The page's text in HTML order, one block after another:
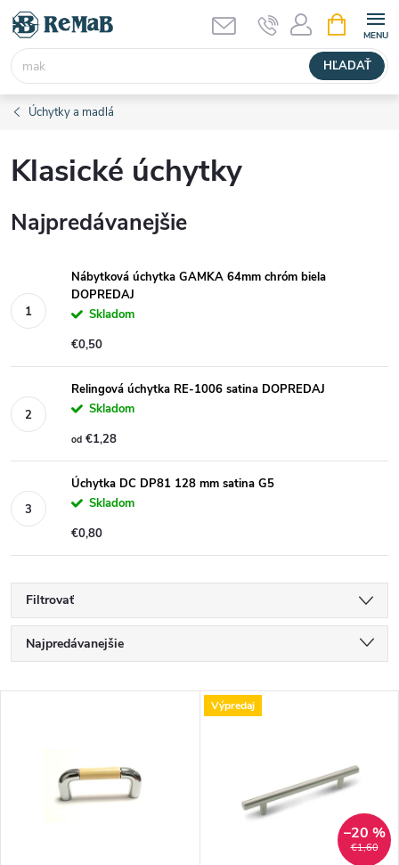
Prejsť
obsah
HĽADAŤ
KOŠÍK
Úchytky a madlá
Klasické úchytky
Najpredávanejšie
Nábytková úchytka GAMKA 64mm chróm biela
DOPREDAJ
Skladom
€0,50
Relingová úchytka RE-1006 satina DOPREDAJ
Skladom
od €1,28
Úchytka DC DP81 128 mm satina G5
Skladom
€0,80
Filtrovať
R
a
Najpredávanejšie
Výpredaj
€1,60
–20 %